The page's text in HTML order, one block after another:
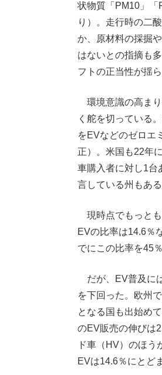
状物質「PM10」「
り）。走行時の二
か、原材料の採掘
はないとの指摘も
フトの正当性が揺
環境意識の高まり
く舵を切っている
をEVなどのゼロエ
正）。米国も22年
車購入者に対し1台
言している州もある
現時点でもっとも
EVの比率は14.6％
でにこの比率を45
だが、EV普及に
を下回った。欧州
となる国も出始め
のEV販売の伸びは
ド車（HV）のほう
EVは14.6％にとど